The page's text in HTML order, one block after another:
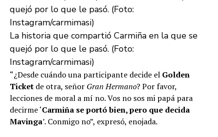
La historia que compartió Carmiña en la que se
quejó por lo que le pasó. (Foto:
Instagram/carmimasi)
“¿Desde cuándo una participante decide el Golden
Ticket de otra, señor Gran Hermano? Por favor,
lecciones de moral a mí no. Vos no sos mi papá para
decirme ‘Carmiña se portó bien, pero que decida
Mavinga’. Conmigo no”, expresó, enojada.